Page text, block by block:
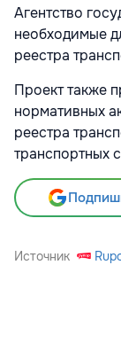
Агентство
необходимые
реестра
Проект также
нормативных
реестра
транспортных
Источник